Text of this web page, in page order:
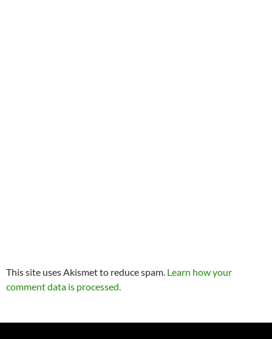
This site uses Akismet to reduce spam. Learn how your
comment data is processed.